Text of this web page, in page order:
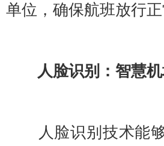
单位，确保航班放行正
人脸识别：智慧机
人脸识别技术能够